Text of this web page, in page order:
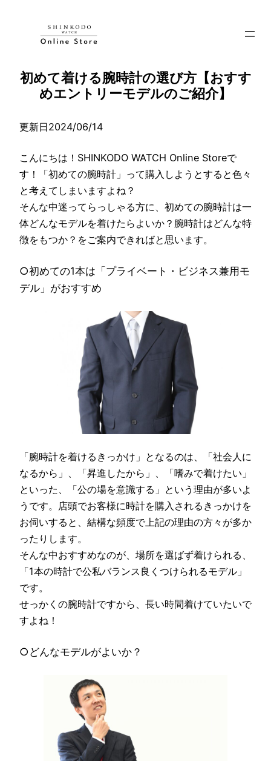
初めて着ける腕時計の選び方【おすす
めエントリーモデルのご紹介】
更新日2024/06/14
こんにちは！SHINKODO WATCH Online Storeで
す！「初めての腕時計」って購入しようとすると色々
と考えてしまいますよね？
そんな中迷ってらっしゃる方に、初めての腕時計は一
体どんなモデルを着けたらよいか？腕時計はどんな特
徴をもつか？をご案内できればと思います。
○初めての1本は「プライベート・ビジネス兼用モ
デル」がおすすめ
「腕時計を着けるきっかけ」となるのは、「社会人に
なるから」、「昇進したから」、「嗜みで着けたい」
といった、「公の場を意識する」という理由が多いよ
うです。店頭でお客様に時計を購入されるきっかけを
お伺いすると、結構な頻度で上記の理由の方々が多か
ったりします。
そんな中おすすめなのが、場所を選ばず着けられる、
「1本の時計で公私バランス良くつけられるモデル」
です。
せっかくの腕時計ですから、長い時間着けていたいで
すよね！
○どんなモデルがよいか？